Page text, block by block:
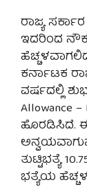
ರಾಜ್ಯ
ಇದರಿಂದ
ಕರ್ನಾಟಕ
ವರ್ಷದಲ್ಲಿ
Allowance
ಹೊರಡಿಸಿದೆ. ಈ
ತುಟ್ಟಿಭತ್ಯೆ
ಭತ್ಯೆಯ